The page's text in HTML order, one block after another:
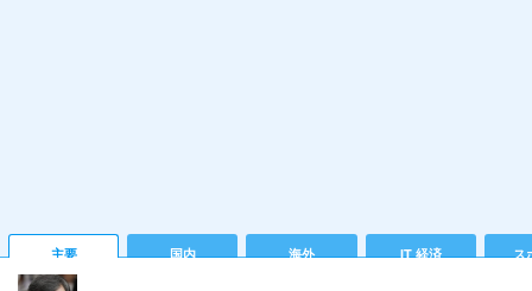
主要 国内 海外 IT 経済 ス